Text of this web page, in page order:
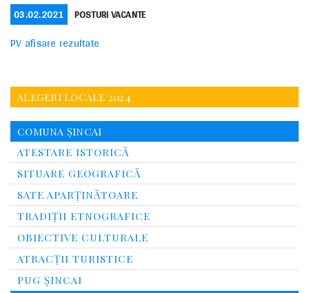
POSTED
ON
03.02.2021 CATEGORIES
POSTURI VACANTE
PV afisare rezultate
ALEGERI LOCALE 2024
COMUNA ȘINCAI
ATESTARE ISTORICĂ
SITUARE GEOGRAFICĂ
SATE APARȚINĂTOARE
TRADIȚII ETNOGRAFICE
OBIECTIVE CULTURALE
ATRACȚII TURISTICE
PUG ȘINCAI